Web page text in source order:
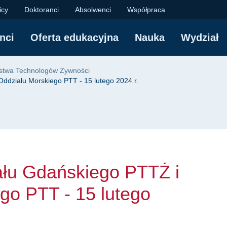
PTTŻ i
Doktoranci Absolwenci Współpraca
Oferta edukacyjna Nauka Wydział
Technologów Żywności
Morskiego PTT - 15 lutego 2024 r.
Gdańskiego PTTŻ i
PTT - 15 lutego